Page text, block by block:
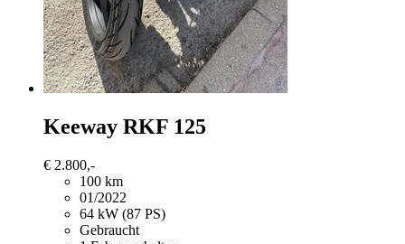
Keeway RKF 125
€ 2.800,-
100 km
01/2022
64 kW (87 PS)
Gebraucht